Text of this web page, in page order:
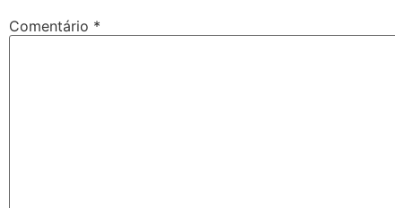
Comentário *